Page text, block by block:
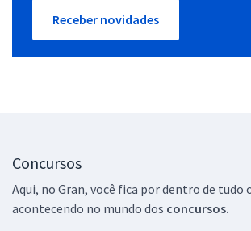
Receber novidades
Concursos
Aqui, no Gran, você fica por dentro de tudo
acontecendo no mundo dos concursos.